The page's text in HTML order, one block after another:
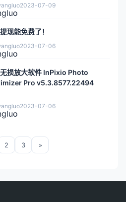
2023-07-09
现能免费了！
2023-07-06
损放大软件 InPixio Photo
Pro v5.3.8577.22494
2023-07-06
2 3 »